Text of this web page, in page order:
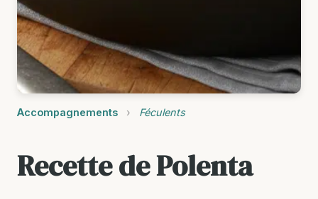
Accompagnements › Féculents
Recette de Polenta